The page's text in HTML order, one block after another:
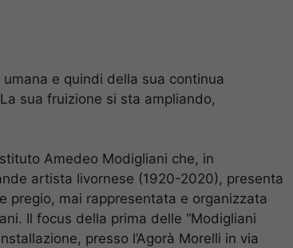
e quindi della sua continua
sua fruizione si sta ampliando,
Amedeo Modigliani che, in
artista livornese (1920-2020), presenta
pregio, mai rappresentata e organizzata
Il focus della prima delle “Modigliani
presso l’Agorà Morelli in via